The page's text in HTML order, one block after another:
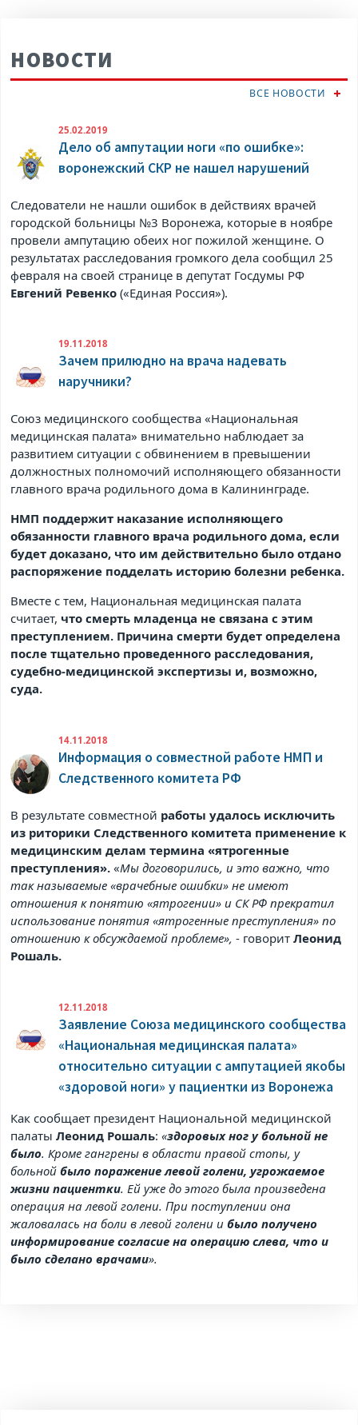
НОВОСТИ
ВСЕ НОВОСТИ
25.02.2019
Дело об ампутации ноги «по ошибке»:
воронежский СКР не нашел нарушений
Следователи не нашли ошибок в действиях врачей
городской больницы №3 Воронежа, которые в ноябре
провели ампутацию обеих ног пожилой женщине. О
результатах расследования громкого дела сообщил 25
февраля на своей странице в депутат Госдумы РФ
Евгений Ревенко(«Единая Россия»).
19.11.2018
Зачем прилюдно на врача надевать
наручники?
Союз медицинского сообщества «Национальная
медицинская палата» внимательно наблюдает за
развитием ситуации с обвинением в превышении
должностных полномочий исполняющего обязанности
главного врача родильного дома в Калининграде.
НМП поддержит наказание исполняющего
обязанности главного врача родильного дома, если
будет доказано, что им действительно было отдано
распоряжение подделать историю болезни ребенка.
Вместе с тем, Национальная медицинская палата
считает,что смерть младенца не связана с этим
преступлением. Причина смерти будет определена
после тщательно проведенного расследования,
судебно-медицинской экспертизы и, возможно,
суда.
14.11.2018
Информация о совместной работе НМП и
Следственного комитета РФ
В результате совместной работы удалось исключить
из риторики Следственного комитета применение к
медицинским делам термина «ятрогенные
преступления». «Мы договорились, и это важно, что
так называемые «врачебные ошибки» не имеют
отношения к понятию «ятрогении» и СК РФ прекратил
использование понятия «ятрогенные преступления» по
отношению к обсуждаемой проблеме»,- говоритЛеонид
Рошаль.
12.11.2018
Заявление Союза медицинского сообщества
«Национальная медицинская палата»
относительно ситуации с ампутацией якобы
«здоровой ноги» у пациентки из Воронежа
Как сообщает президент Национальной медицинской
палатыЛеонид Рошаль:«здоровых ног у больной не
было. Кроме гангрены в области правой стопы, у
больнойбыло поражение левой голени, угрожаемое
жизни пациентки. Ей уже до этого была произведена
операция на левой голени. При поступлении она
жаловалась на боли в левой голени ибыло получено
информирование согласие на операцию слева, что и
было сделано врачами».